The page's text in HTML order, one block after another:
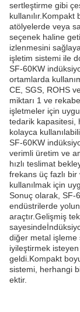
sertleştirme gibi
atölyelerde veya
seçenek haline
izlenmesini
işletim sistemi ile
SF-60KW
ortamlarda
CE, SGS, ROHS
miktarı 1 ve
işletmeler için
tedarik kapasitesi,
kolayca
SF-60KW
verimli üretim ve
hızlı teslimat
frekans üç fazlı bir
kullanılmak için
Sonuç olarak, SF-
endüstrilerde
araçtır.Gelişmiş
diğer metal işleme
iyileştirmek
geldi.Kompakt
sistemi, herhangi
ektir.